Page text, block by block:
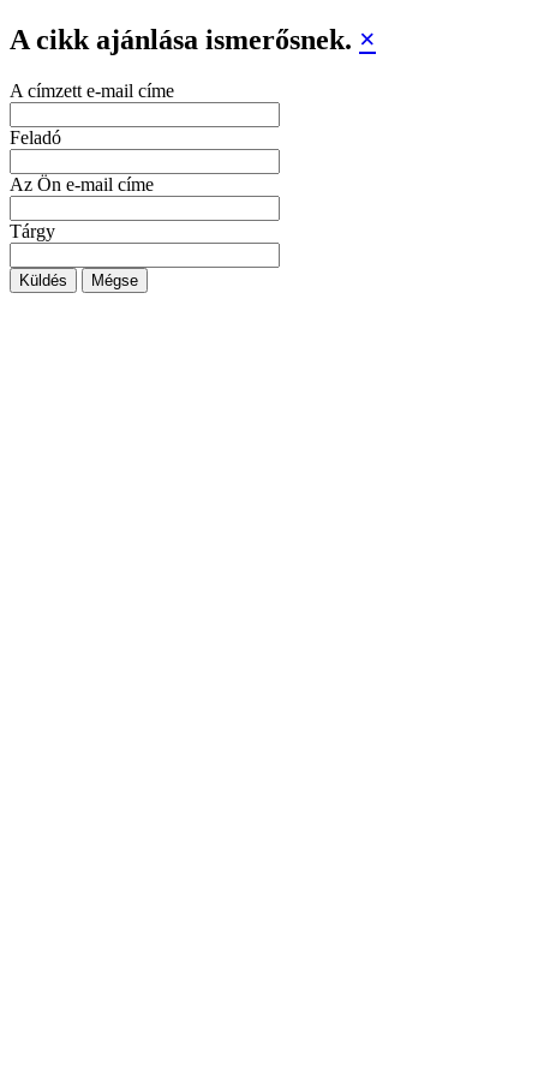
A cikk ajánlása ismerősnek. ×
A címzett e-mail címe
Feladó
Az Ön e-mail címe
Tárgy
Küldés Mégse